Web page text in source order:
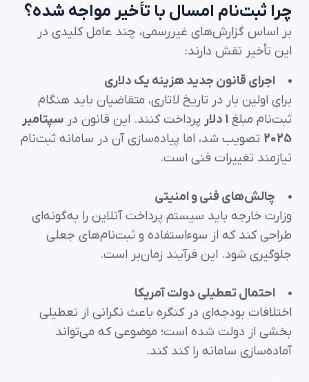
چرا ثبت‌نام امسال با تأخیر مواجه شده؟
بر اساس گزارش‌های غیررسمی، چند عامل کلیدی در
این تأخیر نقش دارند:
اجرای قانون جدید هزینه یک دلاری
برای اولین بار در تاریخ لاتاری، متقاضیان باید هنگام
ثبت‌نام مبلغ 1 دلار پرداخت کنند. این قانون در سپتامبر
2025 تصویب شد، اما پیاده‌سازی آن در سامانه ثبت‌نام
نیازمند تغییرات فنی است.
چالش‌های فنی و امنیتی
وزارت خارجه باید سیستم پرداخت آنلاین را به‌گونه‌ای
طراحی کند که از سوءاستفاده و ثبت‌نام‌های جعلی
جلوگیری شود. این فرآیند زمان‌بر است.
احتمال تعطیلی دولت آمریکا
اختلافات بودجه‌ای در کنگره باعث نگرانی از تعطیلی
بخشی از دولت شده است؛ موضوعی که می‌تواند
آماده‌سازی سامانه را کند کند.